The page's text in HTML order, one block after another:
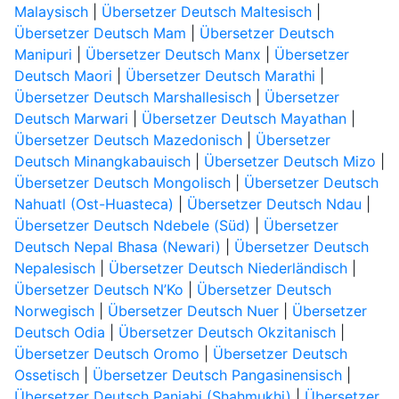
Malaysisch| Übersetzer Deutsch Maltesisch|
Übersetzer Deutsch Mam
Übersetzer Deutsch
Manipuri
Übersetzer Deutsch Manx
Übersetzer
Deutsch Maori
Übersetzer Deutsch Marathi
Übersetzer Deutsch Marshallesisch| Übersetzer
Deutsch Marwari
Übersetzer Deutsch Mayathan|
Übersetzer Deutsch Mazedonisch| Übersetzer
Deutsch Minangkabauisch| Übersetzer Deutsch Mizo
Übersetzer Deutsch Mongolisch| Übersetzer Deutsch
Nahuatl (Ost-Huasteca)
Übersetzer Deutsch Ndau
Übersetzer Deutsch Ndebele (Süd)
Übersetzer
Deutsch Nepal Bhasa (Newari)
Übersetzer Deutsch
Nepalesisch| Übersetzer Deutsch Niederländisch|
Übersetzer Deutsch N’Ko
Übersetzer Deutsch
Norwegisch| Übersetzer Deutsch Nuer| Übersetzer
Deutsch Odia
Übersetzer Deutsch Okzitanisch|
Übersetzer Deutsch Oromo
Übersetzer Deutsch
Ossetisch| Übersetzer Deutsch Pangasinensisch|